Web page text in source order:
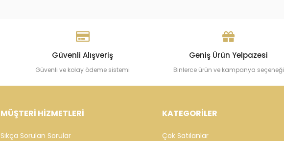
Güvenli Alışveriş
Güvenli ve kolay ödeme sistemi
Geniş Ürün Yelpazesi
Binlerce ürün ve kampanya seçeneği
MÜŞTERİ HİZMETLERİ
Sıkça Sorulan Sorular
KATEGORİLER
Çok Satılanlar